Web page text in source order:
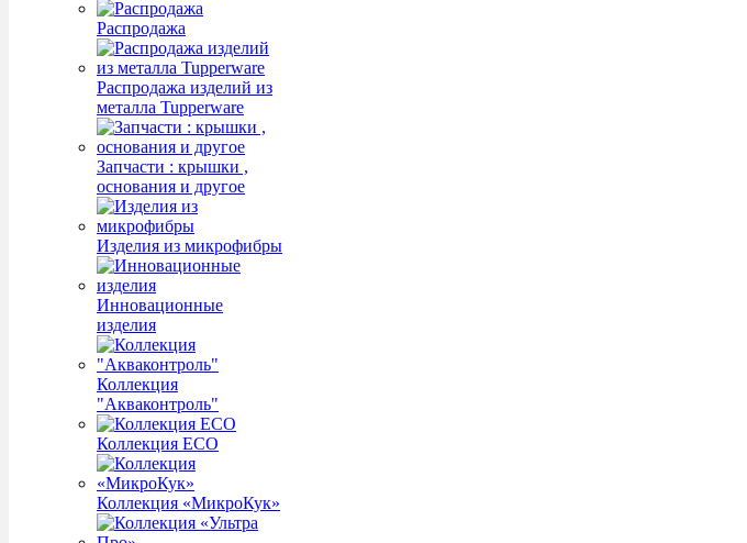
Распродажа
Распродажа изделий из
металла Tupperware
Запчасти : крышки ,
основания и другое
Изделия из микрофибры
Инновационные
изделия
Коллекция
"Акваконтроль"
Коллекция ECO
Коллекция «МикроКук»